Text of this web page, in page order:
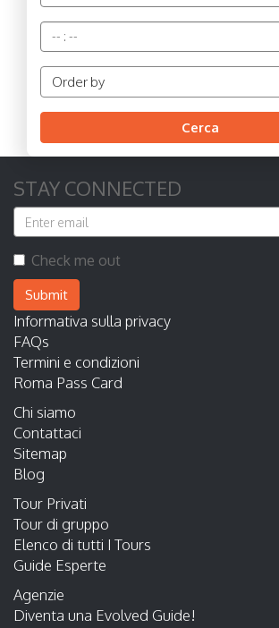
-- : --
Order by
Cerca
STAY CONNECTED
Check me out
Submit
Informativa sulla privacy
FAQs
Termini e condizioni
Roma Pass Card
Chi siamo
Contattaci
Sitemap
Blog
Tour Privati
Tour di gruppo
Elenco di tutti I Tours
Guide Esperte
Agenzie
Diventa una Evolved Guide!